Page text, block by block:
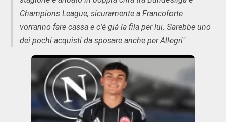
Champions League, sicuramente a Francoforte
vorranno fare cassa e c'è già la fila per lui. Sarebbe uno
dei pochi acquisti da sposare anche per Allegri".